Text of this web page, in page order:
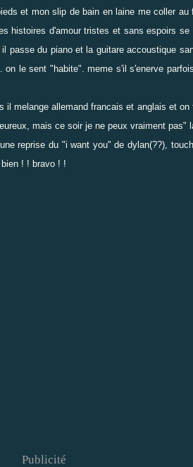
et mon slip de bain en laine me coller
histoires d'amour tristes et sans espoirs
passe du piano et la guitare accoustique
le sent "habite". meme s'il s'enerve
il melange allemand francais et anglais et
mais ce soir je ne peux vraiment pas"
reprise du "i want you" de dylan(??),
! ! bravo ! !
Publicité